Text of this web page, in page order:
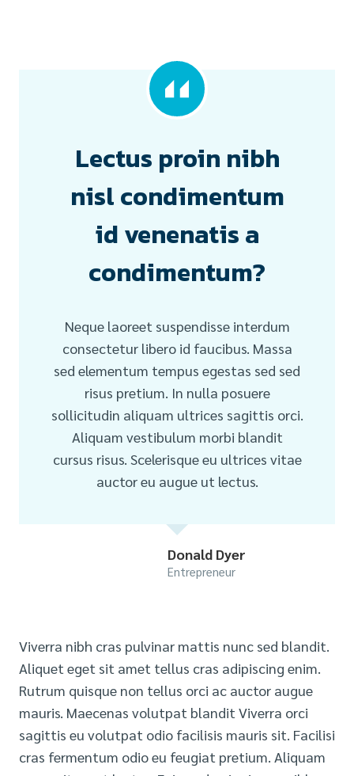
Lectus proin nibh
nisl condimentum
id venenatis a
condimentum?
Neque laoreet suspendisse interdum
consectetur libero id faucibus. Massa
sed elementum tempus egestas sed sed
risus pretium. In nulla posuere
sollicitudin aliquam ultrices sagittis orci.
Aliquam vestibulum morbi blandit
cursus risus. Scelerisque eu ultrices vitae
auctor eu augue ut lectus.
Donald Dyer
Entrepreneur
Viverra nibh cras pulvinar mattis nunc sed blandit.
Aliquet eget sit amet tellus cras adipiscing enim.
Rutrum quisque non tellus orci ac auctor augue
mauris. Maecenas volutpat blandit Viverra orci
sagittis eu volutpat odio facilisis mauris sit. Facilisi
cras fermentum odio eu feugiat pretium. Aliquam